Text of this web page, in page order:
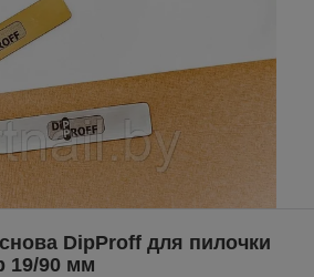
DipProff для пилочки
19/90 мм